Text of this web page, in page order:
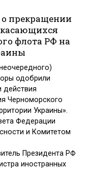
прекращении
флота РФ на
одобрили
действия
Черноморского
Украины».
Федерации
и Комитетом
Президента РФ
иностранных